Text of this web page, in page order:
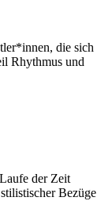
die sich
Rhythmus und
der Zeit
Bezüge